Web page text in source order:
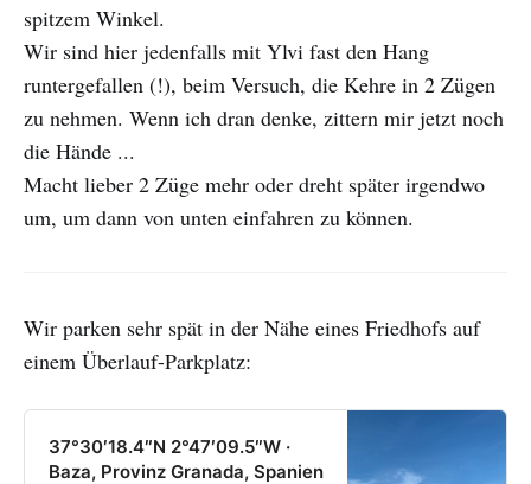
spitzem Winkel.
Wir sind hier jedenfalls mit Ylvi fast den Hang
runtergefallen (!), beim Versuch, die Kehre in 2 Zügen
zu nehmen. Wenn ich dran denke, zittern mir jetzt noch
die Hände ...
Macht lieber 2 Züge mehr oder dreht später irgendwo
um, um dann von unten einfahren zu können.
Wir parken sehr spät in der Nähe eines Friedhofs auf
einem Überlauf-Parkplatz:
37°30′18.4″N 2°47′09.5″W ·
Baza, Provinz Granada, Spanien